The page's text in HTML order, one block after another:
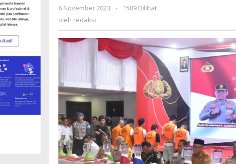
6 November 2023
oleh
-
1509 Dilihat
oleh redaksi